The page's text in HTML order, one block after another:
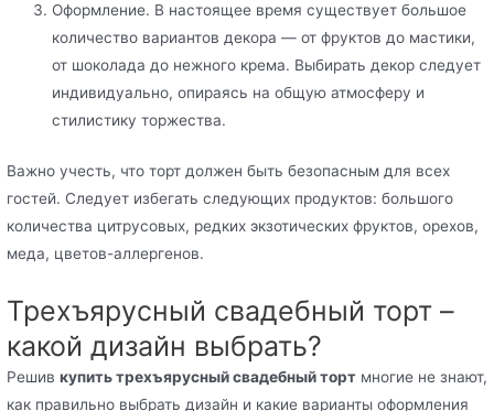
Оформление. В настоящее время существует большое
количество вариантов декора — от фруктов до мастики,
от шоколада до нежного крема. Выбирать декор следует
индивидуально, опираясь на общую атмосферу и
стилистику торжества.
Важно учесть, что торт должен быть безопасным для всех
гостей. Следует избегать следующих продуктов: большого
количества цитрусовых, редких экзотических фруктов, орехов,
меда, цветов-аллергенов.
Трехъярусный свадебный торт –
какой дизайн выбрать?
Решив купить трехъярусный свадебный торт многие не знают,
как правильно выбрать дизайн и какие варианты оформления